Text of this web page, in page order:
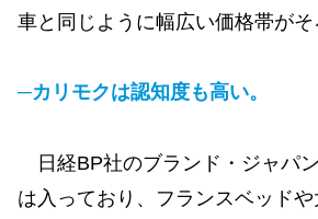
車と同じように幅広い価格帯がそ
─カリモクは認知度も高い。
日経BP社のブランド・ジャパ
は入っており、フランスベッドや